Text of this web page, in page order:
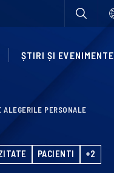
ȘTIRI ȘI EVENIMENTE
ALEGERILE PERSONALE
PACIENTI +2